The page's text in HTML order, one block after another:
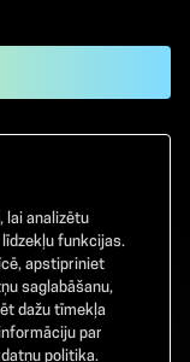
Instagram
lai analizētu
funkcijas.
apstipriniet
saglabāšanu,
dažu tīmekļa
par
politika.